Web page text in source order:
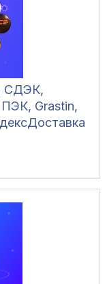
СДЭК,
Grastin,